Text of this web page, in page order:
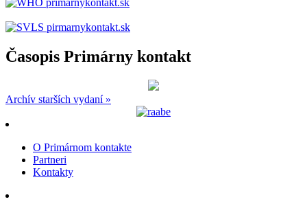
Časopis Primárny kontakt
Archív starších vydaní »
O Primárnom kontakte
Partneri
Kontakty